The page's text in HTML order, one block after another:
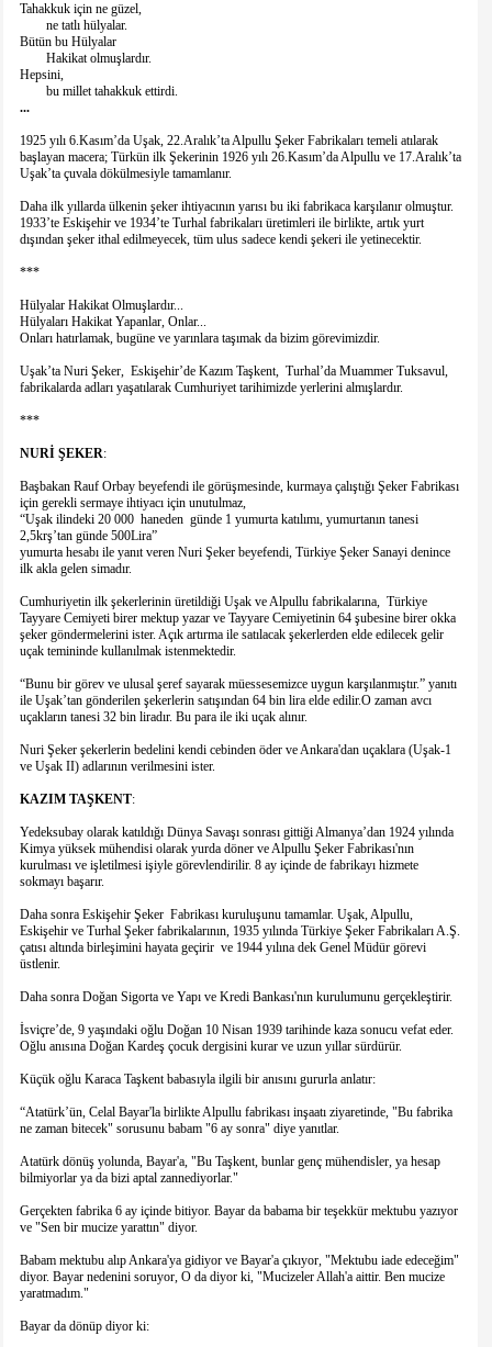
Tahakkuk için ne güzel,
ne tatlı hülyalar.
Bütün bu Hülyalar
Hakikat olmuşlardır.
Hepsini,
bu millet tahakkuk ettirdi.
...
1925 yılı 6.Kasım’da Uşak, 22.Aralık’ta Alpullu Şeker Fabrikaları temeli atılarak
başlayan macera; Türkün ilk Şekerinin 1926 yılı 26.Kasım’da Alpullu ve 17.Aralık’ta
Uşak’ta çuvala dökülmesiyle tamamlanır.
Daha ilk yıllarda ülkenin şeker ihtiyacının yarısı bu iki fabrikaca karşılanır olmuştur.
1933’te Eskişehir ve 1934’te Turhal fabrikaları üretimleri ile birlikte, artık yurt
dışından şeker ithal edilmeyecek, tüm ulus sadece kendi şekeri ile yetinecektir.
***
Hülyalar Hakikat Olmuşlardır...
Hülyaları Hakikat Yapanlar, Onlar...
Onları hatırlamak, bugüne ve yarınlara taşımak da bizim görevimizdir.
Uşak’ta Nuri Şeker, Eskişehir’de Kazım Taşkent, Turhal’da Muammer Tuksavul,
fabrikalarda adları yaşatılarak Cumhuriyet tarihimizde yerlerini almışlardır.
***
NURİ ŞEKER:
Başbakan Rauf Orbay beyefendi ile görüşmesinde, kurmaya çalıştığı Şeker Fabrikası
için gerekli sermaye ihtiyacı için unutulmaz,
“Uşak ilindeki 20 000 haneden günde 1 yumurta katılımı, yumurtanın tanesi
2,5krş’tan günde 500Lira”
yumurta hesabı ile yanıt veren Nuri Şeker beyefendi, Türkiye Şeker Sanayi denince
ilk akla gelen simadır.
Cumhuriyetin ilk şekerlerinin üretildiği Uşak ve Alpullu fabrikalarına, Türkiye
Tayyare Cemiyeti birer mektup yazar ve Tayyare Cemiyetinin 64 şubesine birer okka
şeker göndermelerini ister. Açık artırma ile satılacak şekerlerden elde edilecek gelir
uçak temininde kullanılmak istenmektedir.
“Bunu bir görev ve ulusal şeref sayarak müessesemizce uygun karşılanmıştır.” yanıtı
ile Uşak’tan gönderilen şekerlerin satışından 64 bin lira elde edilir.O zaman avcı
uçakların tanesi 32 bin liradır. Bu para ile iki uçak alınır.
Nuri Şeker şekerlerin bedelini kendi cebinden öder ve Ankara'dan uçaklara (Uşak-1
ve Uşak II) adlarının verilmesini ister.
KAZIM TAŞKENT:
Yedeksubay olarak katıldığı Dünya Savaşı sonrası gittiği Almanya’dan 1924 yılında
Kimya yüksek mühendisi olarak yurda döner ve Alpullu Şeker Fabrikası'nın
kurulması ve işletilmesi işiyle görevlendirilir. 8 ay içinde de fabrikayı hizmete
sokmayı başarır.
Daha sonra Eskişehir Şeker Fabrikası kuruluşunu tamamlar. Uşak, Alpullu,
Eskişehir ve Turhal Şeker fabrikalarının, 1935 yılında Türkiye Şeker Fabrikaları A.Ş.
çatısı altında birleşimini hayata geçirir ve 1944 yılına dek Genel Müdür görevi
üstlenir.
Daha sonra Doğan Sigorta ve Yapı ve Kredi Bankası'nın kurulumunu gerçekleştirir.
İsviçre’de, 9 yaşındaki oğlu Doğan 10 Nisan 1939 tarihinde kaza sonucu vefat eder.
Oğlu anısına Doğan Kardeş çocuk dergisini kurar ve uzun yıllar sürdürür.
Küçük oğlu Karaca Taşkent babasıyla ilgili bir anısını gururla anlatır:
“Atatürk’ün, Celal Bayar'la birlikte Alpullu fabrikası inşaatı ziyaretinde, "Bu fabrika
ne zaman bitecek" sorusunu babam "6 ay sonra" diye yanıtlar.
Atatürk dönüş yolunda, Bayar'a, "Bu Taşkent, bunlar genç mühendisler, ya hesap
bilmiyorlar ya da bizi aptal zannediyorlar."
Gerçekten fabrika 6 ay içinde bitiyor. Bayar da babama bir teşekkür mektubu yazıyor
ve "Sen bir mucize yarattın" diyor.
Babam mektubu alıp Ankara'ya gidiyor ve Bayar'a çıkıyor, "Mektubu iade edeceğim"
diyor. Bayar nedenini soruyor, O da diyor ki, "Mucizeler Allah'a aittir. Ben mucize
yaratmadım."
Bayar da dönüp diyor ki: